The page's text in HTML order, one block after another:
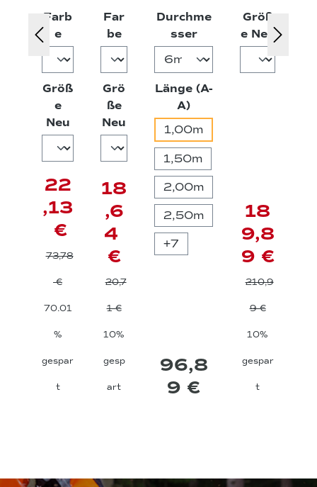
sen
Ken
sing
ton
Swe
atsh
irt
Farb
eauswählen
Größ
e
Neuauswählen
22
,13
€
73,78
€
70.01
%
gespar
t
T-
Shi
rt
Far
beauswählen
Grö
ße
Neu auswählen
18
,6
4
€
20,7
1 €
10%
gesp
art
strang
Güte 8
Durchme
sserauswählen
Länge (A-
A)auswählen
1,00m
1,50m
2,00m
2,50m
+7
96,8
9 €
Reg
enja
cke
Größ
e Neu
18
9,8
9 €
210,9
9 €
10%
gespar
t